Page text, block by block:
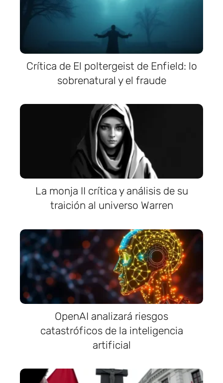
Crítica de El poltergeist de Enfield: lo
sobrenatural y el fraude
La monja II crítica y análisis de su
traición al universo Warren
OpenAI analizará riesgos
catastróficos de la inteligencia
artificial